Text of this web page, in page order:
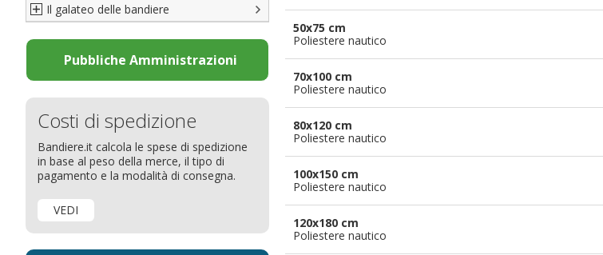
Diplomatiche
Bandiere Pubblicitarie
Natale e altre festività
Bandiere etniche e religiose
Accessori per bandiere da tavolo
Bandiere segnavento
Bandiere per sbandieratori
Bandiere per barche
Bandiere per hotel
Bandiere per eventi
Bandiere per biciclette
Bandiere per autosaloni
Bandiere Palio
Il galateo delle bandiere
La bandiera
Come disporre le bandiere
Dimensioni delle bandiere
Come piegare il tricolore
Pubbliche Amministrazioni
Costi di spedizione
Bandiere.it calcola le spese di spedizione
in base al peso della merce, il tipo di
pagamento e la modalità di consegna.
VEDI
50x75 cm
Poliestere nautico
70x100 cm
Poliestere nautico
80x120 cm
Poliestere nautico
100x150 cm
Poliestere nautico
120x180 cm
Poliestere nautico